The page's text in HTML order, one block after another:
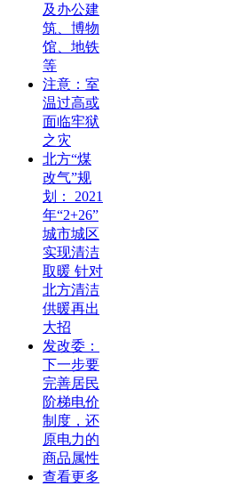
及办公建
筑、博物
馆、地铁
等
注意：室
温过高或
面临牢狱
之灾
北方“煤
改气”规
划： 2021
年“2+26”
城市城区
实现清洁
取暖 针对
北方清洁
供暖再出
大招
发改委：
下一步要
完善居民
阶梯电价
制度，还
原电力的
商品属性
查看更多